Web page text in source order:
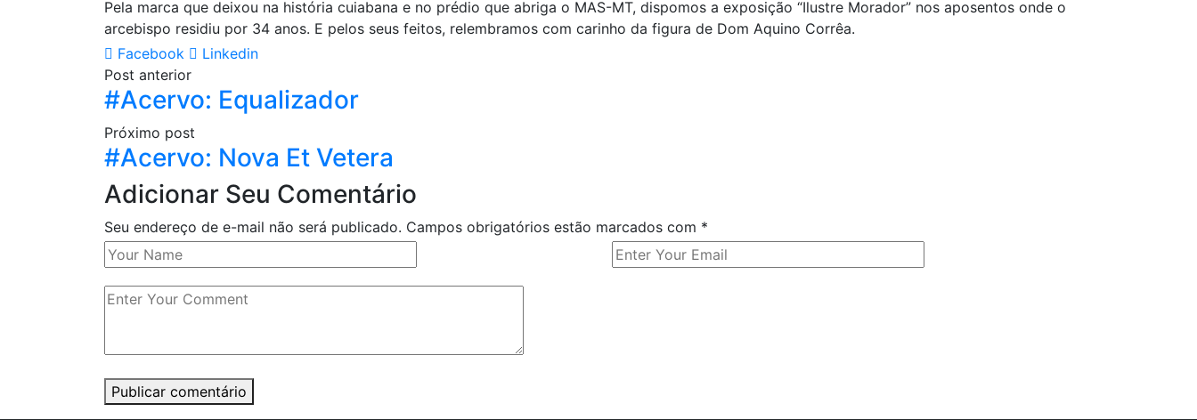
Pela marca que deixou na história cuiabana e no prédio que abriga o MAS-MT, dispomos a exposição “Ilustre Morador” nos aposentos onde o
arcebispo residiu por 34 anos. E pelos seus feitos, relembramos com carinho da figura de Dom Aquino Corrêa.
Facebook
Linkedin
Post anterior
#Acervo: Equalizador
Próximo post
#Acervo: Nova Et Vetera
Adicionar Seu Comentário
Seu endereço de e-mail não será publicado. Campos obrigatórios estão marcados com *
Publicar comentário